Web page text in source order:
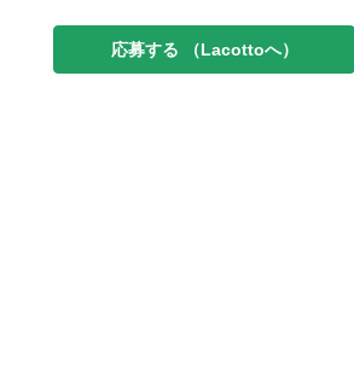
応募する （Lacottoへ）